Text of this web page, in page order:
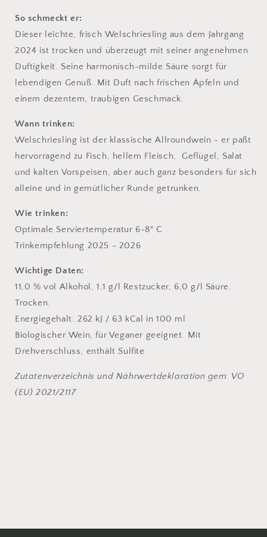
So schmeckt er:
Dieser leichte, frisch Welschriesling aus dem Jahrgang
2024 ist trocken und überzeugt mit seiner angenehmen
Duftigkeit. Seine harmonisch-milde Säure sorgt für
lebendigen Genuß. Mit Duft nach frischen Äpfeln und
einem dezentem, traubigen Geschmack.
Wann trinken:
Welschriesling ist der klassische Allroundwein - er paßt
hervorragend zu Fisch, hellem Fleisch, Geflügel, Salat
und kalten Vorspeisen, aber auch ganz besonders für sich
alleine und in gemütlicher Runde getrunken.
Wie trinken:
Optimale Serviertemperatur 6-8° C
Trinkempfehlung 2025 - 2026
Wichtige Daten:
11,0 % vol Alkohol, 1,1 g/l Restzucker, 6,0 g/l Säure.
Trocken.
Energiegehalt: 262 kJ / 63 kCal in 100 ml
Biologischer Wein, für Veganer geeignet. Mit
Drehverschluss, enthält Sulfite.
Zutatenverzeichnis und Nährwertdeklaration gem. VO
(EU) 2021/2117